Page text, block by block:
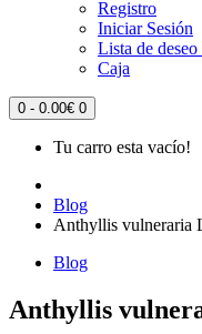
Registro
Iniciar Sesión
Lista de deseo
Caja
0 - 0.00€ 0
Tu carro esta vacío!
Blog
Anthyllis vulneraria
Blog
Anthyllis